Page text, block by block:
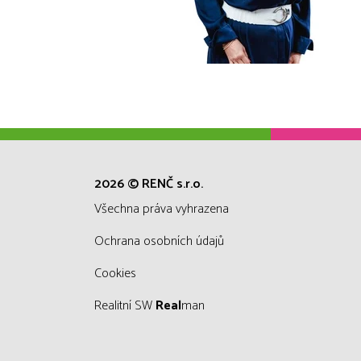
2026 © RENČ s.r.o.
všechna práva vyhrazena
Ochrana osobních údajů
Cookies
Realitní SWRealman